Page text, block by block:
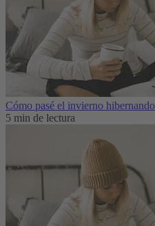
Cómo pasé el invierno
5 min de lectura